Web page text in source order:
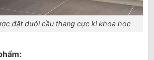
đặt dưới cầu thang cực kì khoa học